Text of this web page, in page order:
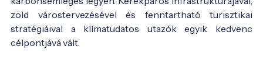
zöld várostervezésével és fenntartható turisztikai
stratégiáival a klímatudatos utazók egyik kedvenc
célpontjává vált.